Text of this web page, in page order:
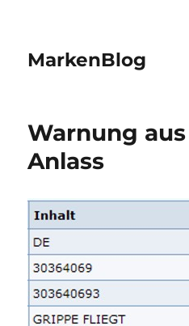
MarkenBlog
Warnung
Anlass